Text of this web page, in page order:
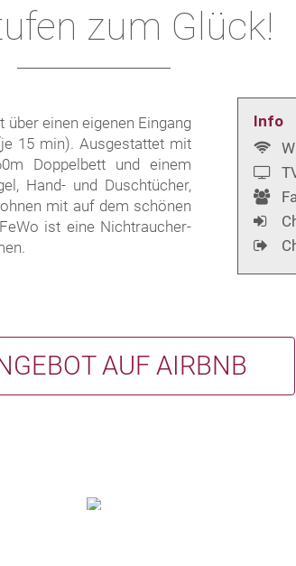
zum Glück!
einen eigenen Eingang
15 min). Aus­gestattet mit
Doppel­bett und einem
Hand- und Dusch­tücher,
mit auf dem schönen
ist eine Nicht­raucher-
Info
AUF AIRBNB